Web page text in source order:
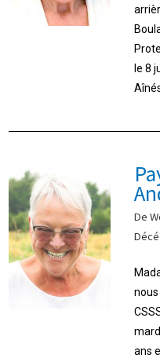
le 8
Aînés
De
nous
ans